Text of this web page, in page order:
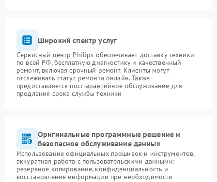
Широкий спектр услуг
Сервисный центр Philips обеспечивает доставку техники
по всей РФ, бесплатную диагностику и качественный
ремонт, включая срочный ремонт. Клиенты могут
отслеживать статус ремонта онлайн. Также
предоставляется постгарантийное обслуживание для
продления срока службы техники
Оригинальные программные решение и
безопасное обслуживание данных
Использование официальных прошивок и инструментов,
аккуратная работа с пользовательскими данными:
резервное копирование, конфиденциальность и
восстановление информации при необходимости